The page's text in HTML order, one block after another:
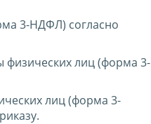
3-НДФЛ) согласно
физических лиц (форма 3-
лиц (форма 3-